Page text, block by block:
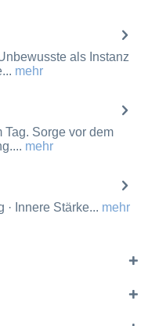
als Instanz
mehr
Tag. Sorge vor dem
mehr
· Innere Stärke... mehr